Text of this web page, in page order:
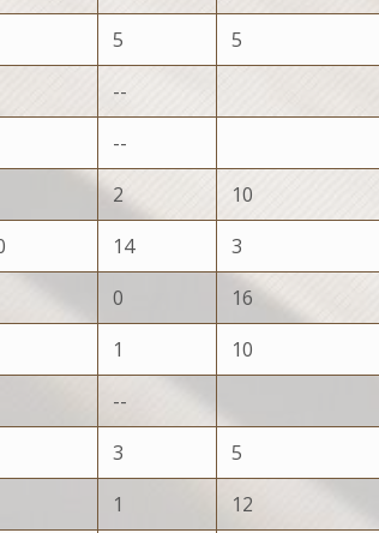
5 5
--
--
2 10
14 3
0 16
1 10
--
3 5
1 12